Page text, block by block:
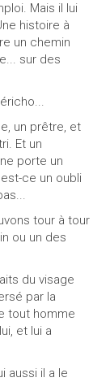
Mais il lui
histoire à
un chemin
sur des
un prêtre, et
Et un
porte un
ce un oubli
tour à tour
ou un des
du visage
par la
tout homme
et lui a
aussi il a le